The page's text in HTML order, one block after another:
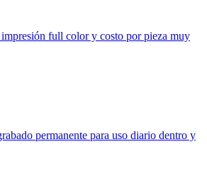
full color y costo por pieza muy
permanente para uso diario dentro y